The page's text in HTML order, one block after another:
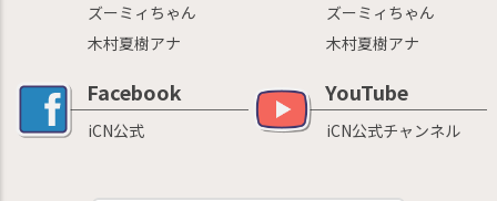
ズーミィちゃん
木村夏樹アナ
ズーミィちゃん
木村夏樹アナ
Facebook
iCN公式
YouTube
iCN公式チャンネル